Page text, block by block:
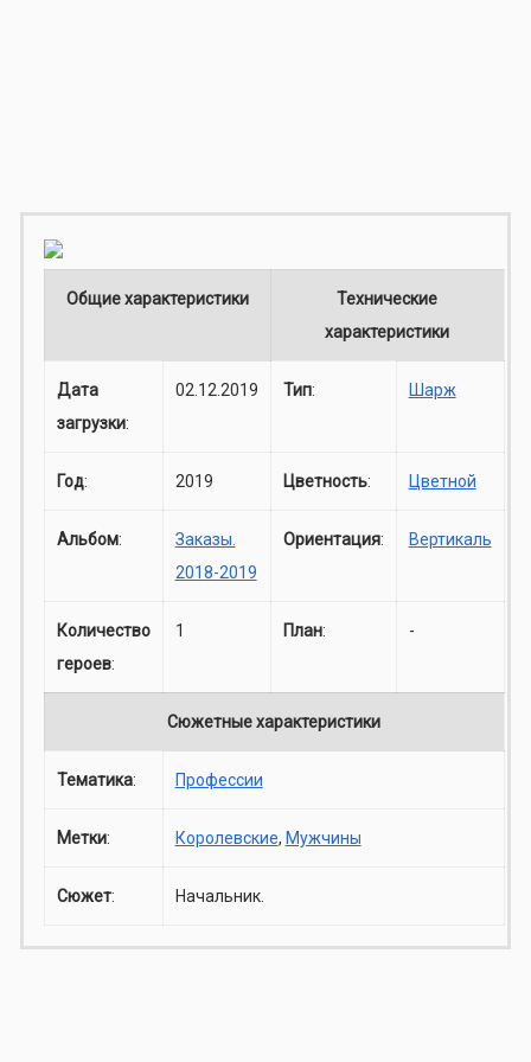
Общие характеристики
Технические
характеристики
Дата
загрузки:
02.12.2019 Тип: Шарж
Год: 2019 Цветность: Цветной
Альбом:
Заказы.
2018-2019
Ориентация: Вертикаль
Количество
героев:
1 План: -
Сюжетные характеристики
Тематика: Профессии
Метки: Королевские, Мужчины
Сюжет: Начальник.